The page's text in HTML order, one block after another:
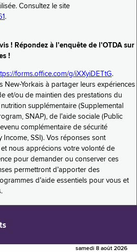
Consultez le site
.
! Répondez à l’enquête de l’OTDA sur
!
forms.office.com/g/iXXyiDETtG.
New-Yorkais à partager leurs expériences
et/ou de maintien des prestations du
supplémentaire (Supplemental
SNAP), de l’aide sociale (Public
complémentaire de sécurité
Income, SSI). Vos réponses sont
nous apprécions votre volonté de
pour demander ou conserver ces
permettront d’apporter des
d’aide essentiels pour vous et
samedi 8 août 2026